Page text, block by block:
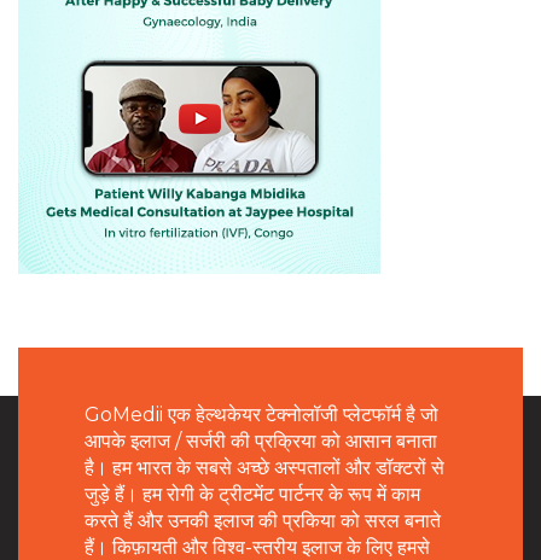
GoMedii एक हेल्थकेयर टेक्नोलॉजी प्लेटफॉर्म है जो
आपके इलाज / सर्जरी की प्रक्रिया को आसान बनाता
है। हम भारत के सबसे अच्छे अस्पतालों और डॉक्टरों से
जुड़े हैं। हम रोगी के ट्रीटमेंट पार्टनर के रूप में काम
करते हैं और उनकी इलाज की प्रकिया को सरल बनाते
हैं। किफ़ायती और विश्व-स्तरीय इलाज के लिए हमसे